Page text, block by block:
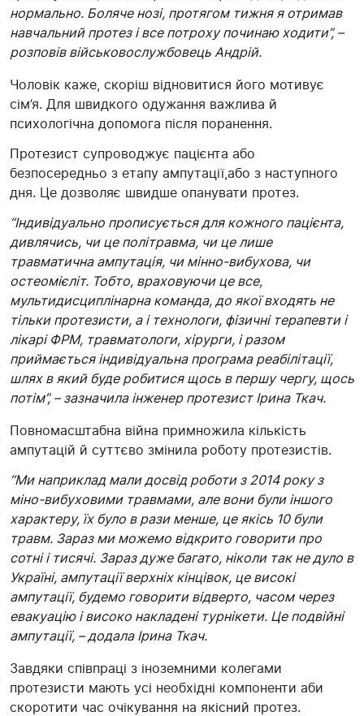
нормально. Боляче нозі, протягом тижня я отримав
навчальний протез і все потроху починаю ходити”, –
розповів військовослужбовець Андрій.
Чоловік каже, скоріш відновитися його мотивує
сім’я. Для швидкого одужання важлива й
психологічна допомога після поранення.
Протезист супроводжує пацієнта або
безпосередньо з етапу ампутації,або з наступного
дня. Це дозволяє швидше опанувати протез.
“Індивідуально прописується для кожного пацієнта,
дивлячись, чи це політравма, чи це лише
травматична ампутація, чи мінно-вибухова, чи
остеомієліт. Тобто, враховуючи це все,
мультидисциплінарна команда, до якої входять не
тільки протезисти, а і технологи, фізичні терапевти і
лікарі ФРМ, травматологи, хірурги, і разом
приймається індивідуальна програма реабілітації,
шлях в який буде робитися щось в першу чергу, щось
потім”, – зазначила інженер протезист Ірина Ткач.
Повномасштабна війна примножила кількість
ампутацій й суттєво змінила роботу протезистів.
“Ми наприклад мали досвід роботи з 2014 року з
міно-вибуховими травмами, але вони були іншого
характеру, їх було в рази менше, це якісь 10 були
травм. Зараз ми можемо відкрито говорити про
сотні і тисячі. Зараз дуже багато, ніколи так не дуло в
Україні, ампутації верхніх кінцівок, це високі
ампутації, будемо говорити відверто, часом через
евакуацію і високо накладені турнікети. Це подвійні
ампутації, – додала Ірина Ткач.
Завдяки співпраці з іноземними колегами
протезисти мають усі необхідні компоненти аби
скоротити час очікування на якісний протез.